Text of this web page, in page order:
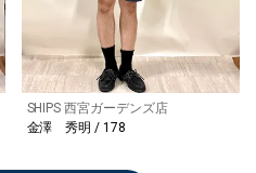
SHIPS 西宮ガーデンズ店
金澤 秀明 / 178